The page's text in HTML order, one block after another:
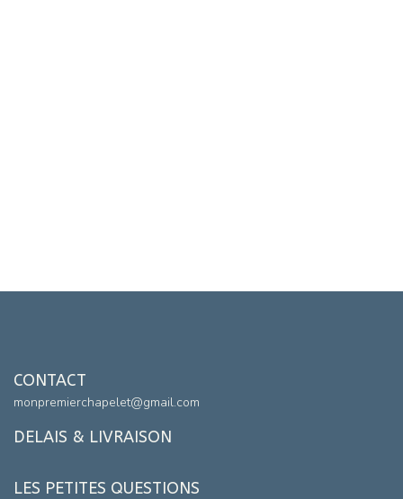
CONTACT
monpremierchapelet@gmail.com
DELAIS & LIVRAISON
LES PETITES QUESTIONS